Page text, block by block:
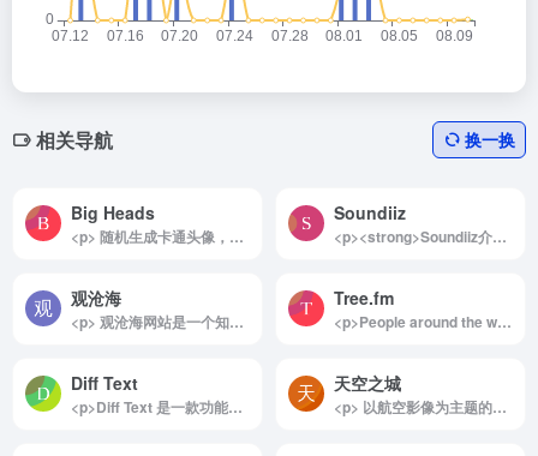
相关导航 换一换
Big Heads
<p> 随机生成卡通头像，不用繁琐的操作，就可以在这个网站里随机生成出N多卡通头像，你也可以进一步精雕细琢，创作出属于自己的个性头像！ </p>
Soundiiz
<p><strong>Soundiiz介绍</strong></p><p>Soundiiz是一款强大的工具，旨在帮助用户轻松转移他们的播放列表和音乐收藏。作为最可靠、最快速的跨音乐服务音乐收藏重建解决方案，Soundiiz使得在不同音乐平台之间转换播放列表和收藏夹变得简单而高效。无论您是想将Apple Music中的播放列表导入到Spotify、TIDAL、YouTube Music、Deezer等平台，Soundiiz都能为您提供无缝的迁移体验。</p><img decoding="async" data-src="//www.40000.net/wp-content/uploads/2024/12/20241215075515-675e8b63e9828.webp" src="https://www.40000.net/wp-content/themes/onenav/images/t.png" alt="Soundiiz"><p><strong>Soundiiz的主要功能</strong></p><p>1. 转移</p><p>Soundiiz支持在所有主流流媒体服务之间转移播放列表、专辑、艺术家或单曲。用户只需简单的操作，就能将自己在一个平台上创建的音乐收藏迁移到另一个平台，确保不会错过任何喜爱的音乐。</p><p>2. 同步</p><p>该工具还提供自动同步功能，能够在不同流媒体平台之间保持播放列表的实时更新。无论您在某个平台上添加了新歌曲，Soundiiz都会自动将这些更改同步到其他平台，确保您的音乐体验始终保持一致。</p><p>3. Smartlink</p><p>Soundiiz允许用户使用精美的Smartlink来推广他们的播放列表和音乐作品。通过这种方式，您可以轻松分享您的音乐收藏，吸引更多的听众关注您的创作。</p><p>4. 播放列表AI</p><p>利用人工智能技术，Soundiiz能够根据用户提供的简单文本或选择的情绪、流派和年份生成个性化的播放列表。这一功能不仅节省了用户的时间，还能帮助他们发现新的音乐，丰富他们的听歌体验。</p><p>常见问题解答</p><p>Soundiiz如何运作？</p><p>在将播放列表转移到目标平台时，Soundiiz会利用音乐服务的元数据尽可能匹配您的播放列表、歌曲、艺术家和专辑。这意味着如果目标平台的目录中不存在某些歌曲，Soundiiz将无法转移这些歌曲。</p><p>Soundiiz安全吗？</p><p>Soundiiz在转移您的音乐库时遵循最高的数据保护标准，确保用户的信息安全。Soundiiz完全符合《通用数据保护条例》的要求，您的用户ID、用户名和音乐库内容等信息都将得到妥善保护。</p><p>Soundiiz会从源平台中移除我的播放列表和收藏夹吗？</p><p>不会！在进行转移时，Soundiiz仅会尽可能地将您的播放列表和收藏夹复制到新平台，而不会更新或删除源平台上的任何内容。您可以放心使用，您的原始音乐收藏将始终保留在源平台上。</p><p>总之，Soundiiz为音乐爱好者提供了一个高效、安全的解决方案，使得在不同流媒体平台之间管理和迁移音乐收藏变得轻而易举。无论您是想要更换平台，还是希望与朋友分享音乐，Soundiiz都能满足您的需求。</p>
观沧海
<p> 观沧海网站是一个知识地图制作分享平台，它将地图和文字结合，反映中国历史、军事、地理、文化等方面的知识，并向用户提供地图协作分享服务。 </p>
Tree.fm
<p>People around the world recorded the sounds of their forests, so you can escape into nature, while in lockdown or unable to travel. Use this site to chill, meditate or do some digital shinrin-yoku.</p><p>世界各地的人们录制了他们森林的声音，让您在封锁期间或无法旅行时也能逃离到自然中。利用这个网站来放松、冥想或进行数字森林浴。</p><p>Tree.fm 是一个创新的在线平台，通过提供全球各地森林和自然环境的声音，让用户体验大自然的宁静和美丽。该平台不仅丰富了用户的听觉体验，还提升了对环境保护的关注，是一个值得探索的有价值的资源。</p><img decoding="async" data-src="//www.40000.net/wp-content/uploads/2024/12/20241215075909-675e8c4d130b3.png" src="https://www.40000.net/wp-content/themes/onenav/images/t.png" alt="Tree.fm">
Diff Text
<p>Diff Text 是一款功能强大的在线文本差异对比工具，专为快速识别和展示两段文本之间的差异而设计。无论你是在处理纯文本、代码（如 JSON、YAML）、HTML、CSS、Markdown 等多种格式，Diff Text 都能轻松检测出不同点，并以直观的颜色标记：绿色表示新增的内容，红色表示删除的部分，而其余未标记的部分则表示文本保持不变。</p><img decoding="async" data-src="//www.40000.net/wp-content/uploads/2024/12/20241215075656-675e8bc85f5c4.png" src="https://www.40000.net/wp-content/themes/onenav/images/t.png" alt="Diff Text"><p>Diff Text 提供了两种差异对比模式，以满足不同需求：<br>1. Word/单词模式：按照单词进行细分，适合比较结构性较强的文本或文章。<br>2. Char/字符模式：按照字符进行细分，适合代码和其他精细化内容的比较。</p><p>这款工具免注册即可免费使用，且所有文本数据完全在用户本地客户端进行处理，保证不会离开浏览器，最大程度上确保了用户的隐私与数据安全。Diff Text 既适用于开发者查看代码的改动，又适合作家、编辑和其他用户在修改文稿时快速查找差异，是一款便捷高效的文本比对工具。</p>
天空之城
<p> 以航空影像为主题的社交平台和创意分享平台，主要面向全球的无人机和航空摄影爱好者。用户可以在该平台上展示、分享和交流他们的航空摄影作品。 </p>